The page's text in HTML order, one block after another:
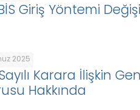
Giriş Yöntemi
2025
Karara İlişkin
Hakkında